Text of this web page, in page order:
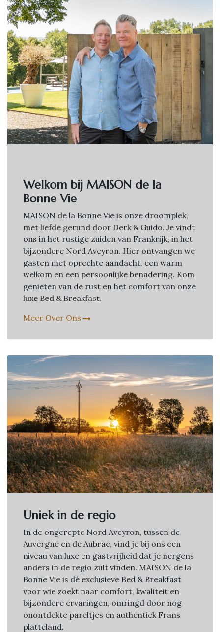
Welkom bij MAISON de la
Bonne Vie
MAISON de la Bonne Vie is onze droomplek,
met liefde gerund door Derk & Guido. Je vindt
ons in het rustige zuiden van Frankrijk, in het
bijzondere Nord Aveyron. Hier ontvangen we
gasten met oprechte aandacht, een warm
welkom en een persoonlijke benadering. Kom
genieten van de rust en het comfort van onze
luxe Bed & Breakfast.
Meer Over Ons
Uniek in de regio
In de ongerepte Nord Aveyron, tussen de
Auvergne en de Aubrac, vind je bij ons een
niveau van luxe en gastvrijheid dat je nergens
anders in de regio zult vinden. MAISON de la
Bonne Vie is dé exclusieve Bed & Breakfast
voor wie zoekt naar comfort, kwaliteit en
bijzondere ervaringen, omringd door nog
onontdekte pareltjes en authentiek Frans
platteland.